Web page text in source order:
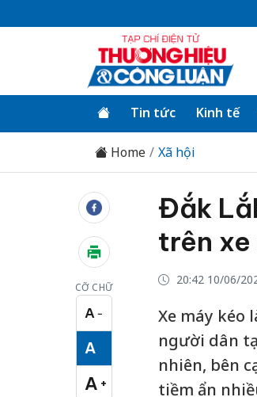
Tin tức Kinh tế
Home Xã hội
CỠ CHỮ
A −
Cỡ chữ nhỏ
A
Cỡ chữ vừa
A +
Cỡ chữ lớn
Đắk
trên
20:42 10/06/
Xe máy kéo
người dân
nhiên, bên
tiềm ẩn